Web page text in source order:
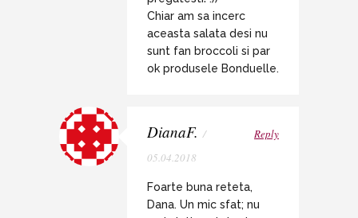
Chiar am sa incerc
aceasta salata desi nu
sunt fan broccoli si par
ok produsele Bonduelle.
DianaF. /
05.04.2018
Reply
Foarte buna reteta,
Dana. Un mic sfat; nu